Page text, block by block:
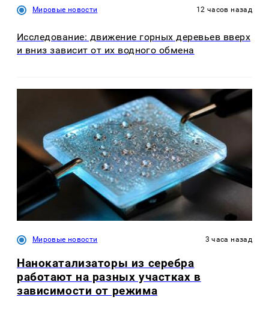
Мировые новости 12 часов назад
Исследование: движение горных деревьев вверх
и вниз зависит от их водного обмена
Мировые новости 3 часа назад
Нанокатализаторы из серебра
работают на разных участках в
зависимости от режима